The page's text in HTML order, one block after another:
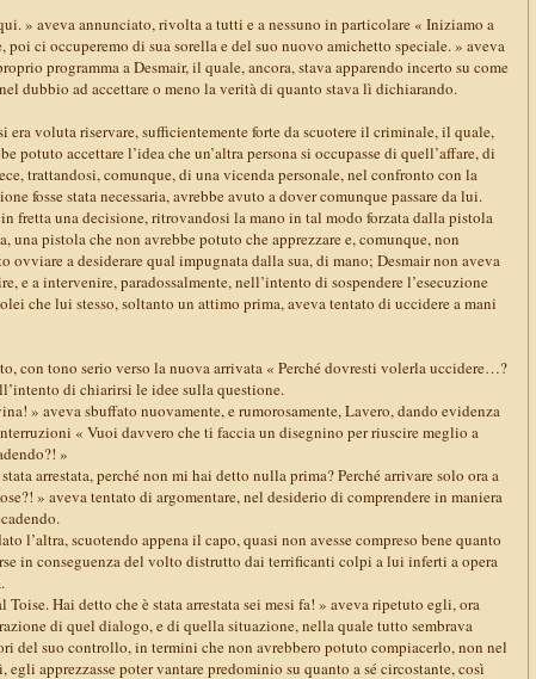
» aveva annunciato, rivolta a tutti e a nessuno in particolare « Iniziamo a
poi ci occuperemo di sua sorella e del suo nuovo amichetto speciale. » aveva
programma a Desmair, il quale, ancora, stava apparendo incerto su come
dubbio ad accettare o meno la verità di quanto stava lì dichiarando.
era voluta riservare, sufficientemente forte da scuotere il criminale, il quale,
potuto accettare l’idea che un’altra persona si occupasse di quell’affare, di
trattandosi, comunque, di una vicenda personale, nel confronto con la
fosse stata necessaria, avrebbe avuto a dover comunque passare da lui.
fretta una decisione, ritrovandosi la mano in tal modo forzata dalla pistola
una pistola che non avrebbe potuto che apprezzare e, comunque, non
ovviare a desiderare qual impugnata dalla sua, di mano; Desmair non aveva
e a intervenire, paradossalmente, nell’intento di sospendere l’esecuzione
che lui stesso, soltanto un attimo prima, aveva tentato di uccidere a mani
con tono serio verso la nuova arrivata « Perché dovresti volerla uccidere…?
di chiarirsi le idee sulla questione.
» aveva sbuffato nuovamente, e rumorosamente, Lavero, dando evidenza
« Vuoi davvero che ti faccia un disegnino per riuscire meglio a
»
arrestata, perché non mi hai detto nulla prima? Perché arrivare solo ora a
» aveva tentato di argomentare, nel desiderio di comprendere in maniera
l’altra, scuotendo appena il capo, quasi non avesse compreso bene quanto
in conseguenza del volto distrutto dai terrificanti colpi a lui inferti a opera
Hai detto che è stata arrestata sei mesi fa! » aveva ripetuto egli, ora
di quel dialogo, e di quella situazione, nella quale tutto sembrava
del suo controllo, in termini che non avrebbero potuto compiacerlo, non nel
egli apprezzasse poter vantare predominio su quanto a sé circostante, così